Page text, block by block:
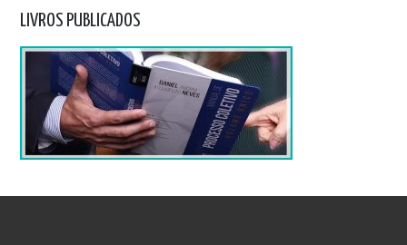
LIVROS PUBLICADOS